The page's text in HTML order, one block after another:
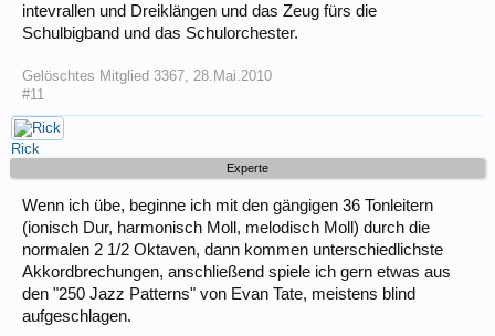
intevrallen und Dreiklängen und das Zeug fürs die
Schulbigband und das Schulorchester.
Gelöschtes Mitglied 3367, 28.Mai.2010
#11
Rick
Experte
Wenn ich übe, beginne ich mit den gängigen 36 Tonleitern
(ionisch Dur, harmonisch Moll, melodisch Moll) durch die
normalen 2 1/2 Oktaven, dann kommen unterschiedlichste
Akkordbrechungen, anschließend spiele ich gern etwas aus
den "250 Jazz Patterns" von Evan Tate, meistens blind
aufgeschlagen.